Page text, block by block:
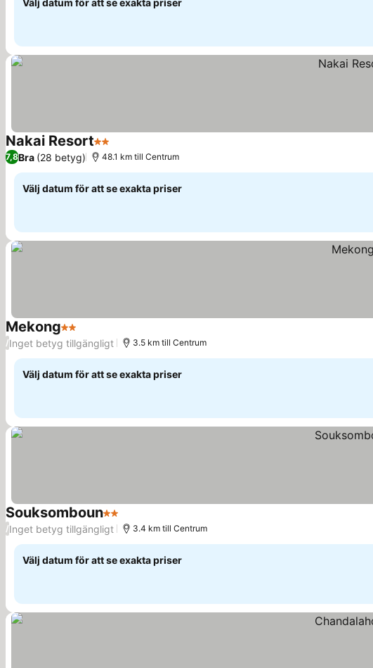
Välj datum för att se exakta priser
Nakai Resort2 Stjärnor
7,8Bra (28 betyg) 48.1 km till Centrum
Välj datum för att se exakta priser
Mekong2 StjärnorSe priser
/Inget betyg tillgängligt 3.5 km till Centrum
Välj datum för att se exakta priser
Souksomboun2 Stjärnor
Se priser
/Inget betyg tillgängligt 3.4 km till Centrum
Välj datum för att se exakta priser